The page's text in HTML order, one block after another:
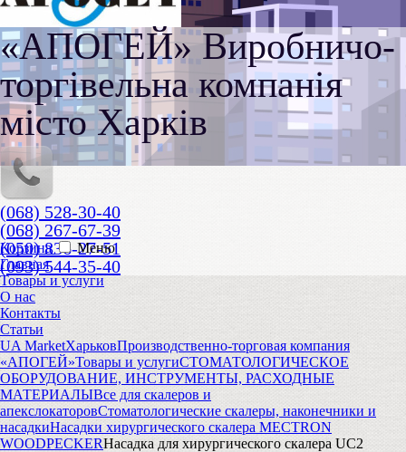
«АПОГЕЙ» Виробничо-
торгівельна компанія
місто Харків
(068) 528-30-40
(068) 267-67-39
(050) 836-27-51
(093) 544-35-40
Корзина
Меню
Главная
Товары и услуги
О нас
Контакты
Статьи
UA MarketХарьковПроизводственно-торговая компания
«АПОГЕЙ»Товары и услугиСТОМАТОЛОГИЧЕСКОЕ
ОБОРУДОВАНИЕ, ИНСТРУМЕНТЫ, РАСХОДНЫЕ
МАТЕРИАЛЫВсе для скалеров и
апекслокаторовСтоматологические скалеры, наконечники и
насадкиНасадки хирургического скалера MECTRON
WOODPECKERНасадка для хирургического скалера UC2